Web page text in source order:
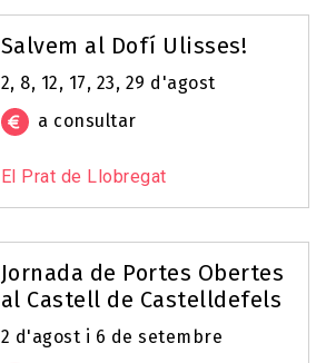
Salvem al Dofí Ulisses!
2, 8, 12, 17, 23, 29 d'agost
a consultar
El Prat de Llobregat
Jornada de Portes Obertes
al Castell de Castelldefels
2 d'agost i 6 de setembre